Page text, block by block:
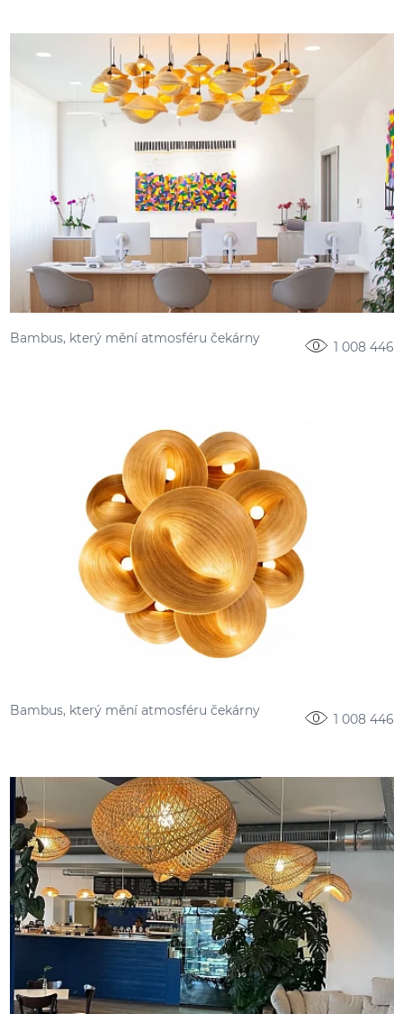
Bambus, který mění atmosféru čekárny
1 008 446
Bambus, který mění atmosféru čekárny
1 008 446